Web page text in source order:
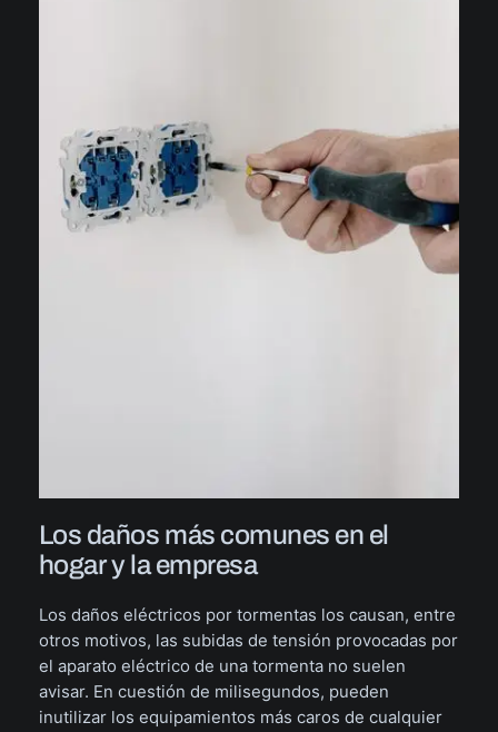
Los daños más comunes en el
hogar y la empresa
Los daños eléctricos por tormentas los causan, entre
otros motivos, las subidas de tensión provocadas por
el aparato eléctrico de una tormenta no suelen
avisar. En cuestión de milisegundos, pueden
inutilizar los equipamientos más caros de cualquier